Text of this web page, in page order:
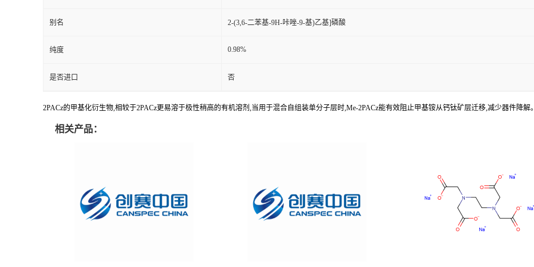
别名 2-(3,6-二苯基-9H-咔唑-9-基)乙基]磷酸
纯度 0.98%
是否进口 否
2PACz的甲基化衍生物,相较于2PACz更易溶于极性稍高的有机溶剂,当用于混合自组装单分子层时,Me-2PACz能有效阻止甲基铵从钙钛矿层迁移,减少器件降解
相关产品：